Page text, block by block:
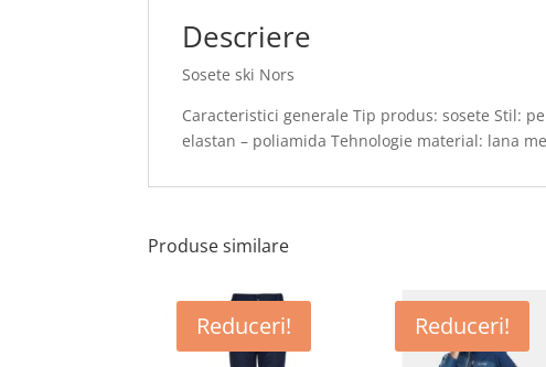
Descriere
Sosete ski Nors
Caracteristici generale Tip produs: sosete Stil:
elastan – poliamida Tehnologie material: lana
Produse similare
Reduceri! Reduceri!